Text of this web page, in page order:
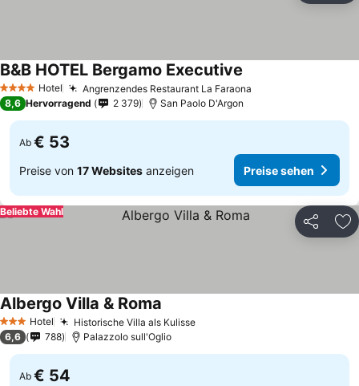
4 Sterne Hotel Angrenzendes Restaurant La Faraona
B&B HOTEL Bergamo Executive
8,6 Hervorragend 2 379 San Paolo D'Argon
Ab € 53
Preise von 17 Websites anzeigen Preise sehen
Teilen
Beliebte Wahl
3 SterneHotel Historische Villa als Kulisse
Albergo Villa & Roma
6,6 788 Palazzolo sull'Oglio
Ab € 54